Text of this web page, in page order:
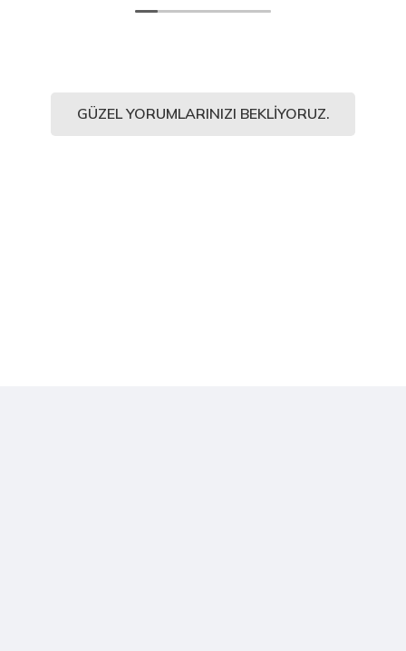
GÜZEL YORUMLARINIZI BEKLIYORUZ.